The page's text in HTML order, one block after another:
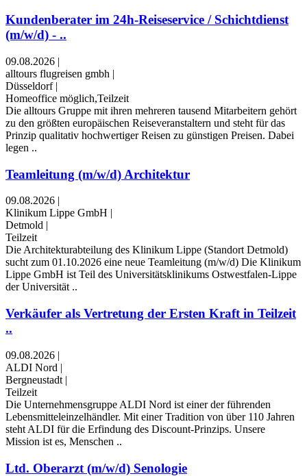
Kundenberater im 24h-Reiseservice / Schichtdienst
(m/w/d) - ..
09.08.2026 |
alltours flugreisen gmbh |
Düsseldorf |
Homeoffice möglich,Teilzeit
Die alltours Gruppe mit ihren mehreren tausend Mitarbeitern gehört
zu den größten europäischen Reiseveranstaltern und steht für das
Prinzip qualitativ hochwertiger Reisen zu günstigen Preisen. Dabei
legen ..
Teamleitung (m/w/d) Architektur
09.08.2026 |
Klinikum Lippe GmbH |
Detmold |
Teilzeit
Die Architekturabteilung des Klinikum Lippe (Standort Detmold)
sucht zum 01.10.2026 eine neue Teamleitung (m/w/d) Die Klinikum
Lippe GmbH ist Teil des Universitätsklinikums Ostwestfalen-Lippe
der Universität ..
Verkäufer als Vertretung der Ersten Kraft in Teilzeit
..
09.08.2026 |
ALDI Nord |
Bergneustadt |
Teilzeit
Die Unternehmensgruppe ALDI Nord ist einer der führenden
Lebensmitteleinzelhändler. Mit einer Tradition von über 110 Jahren
steht ALDI für die Erfindung des Discount-Prinzips. Unsere
Mission ist es, Menschen ..
Ltd. Oberarzt (m/w/d) Senologie